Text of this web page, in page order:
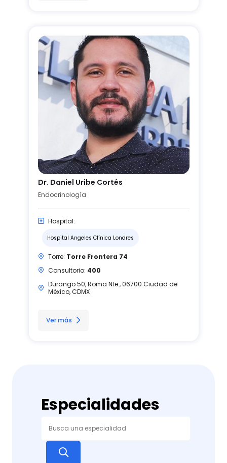
Dr. Daniel Uribe Cortés
Endocrinología
Hospital:
Hospital Angeles Clínica Londres
Torre: Torre Frontera 74
Consultorio: 400
Durango 50, Roma Nte., 06700 Ciudad de
México, CDMX
Ver más
Especialidades